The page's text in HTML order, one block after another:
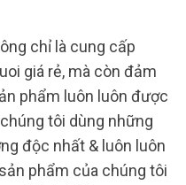
chỉ là cung cấp
giá rẻ, mà còn đảm
phẩm luôn luôn được
tôi dùng những
độc nhất & luôn luôn
phẩm của chúng tôi